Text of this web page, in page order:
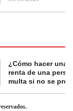
¿Cómo hacer una
renta de una
multa si no se